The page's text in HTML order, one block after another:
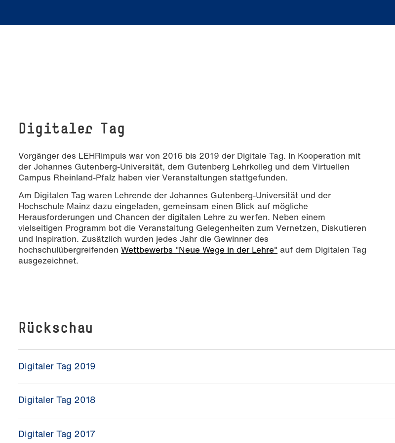
Di­gi­ta­ler Tag
Vorgänger des LEHRimpuls war von 2016 bis 2019 der Digitale Tag. In Kooperation mit
der Johannes Gutenberg-Universität, dem Gutenberg Lehrkolleg und dem Virtuellen
Campus Rheinland-Pfalz haben vier Veranstaltungen stattgefunden.
Am Digitalen Tag waren Lehrende der Johannes Gutenberg-Universität und der
Hochschule Mainz dazu eingeladen, gemeinsam einen Blick auf mögliche
Herausforderungen und Chancen der digitalen Lehre zu werfen. Neben einem
vielseitigen Programm bot die Veranstaltung Gelegenheiten zum Vernetzen, Diskutieren
und Inspiration. Zusätzlich wurden jedes Jahr die Gewinner des
hochschulübergreifenden Wettbewerbs "Neue Wege in der Lehre" auf dem Digitalen Tag
ausgezeichnet.
Rückschau
Digitaler Tag 2019
Digitaler Tag 2018
Digitaler Tag 2017